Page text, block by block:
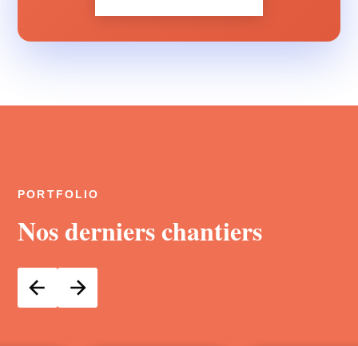
PORTFOLIO
Nos derniers chantiers